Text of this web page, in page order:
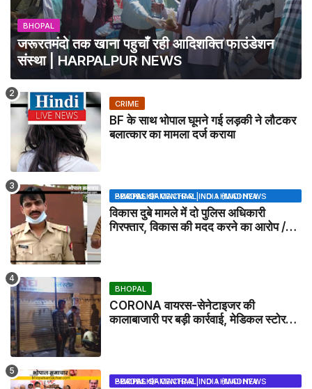
BHOPAL
जरूरतमंदो तक खाना पहुचाँ रही आदिशक्ति फाउंडेशन
संस्था | HARPALPUR NEWS
CRIME
BF के साथ भोपाल घूमने गई लड़की ने लौटकर
बलात्कार का मामला दर्ज कराया
BHOPAL SAMACHAR | NO 1 HINDI NEWS PORTAL OF CENTRAL INDIA (MADHYA PRADESH)
विकास दुबे मामले में दो पुलिस अधिकारी
गिरफ्तार, विकास की मदद करने का आरोप /
BHOPAL
CORONA वायरस-सेनेटाइजर की
कालाबाजारी पर बड़ी कार्रवाई, मेडिकल स्टोर
BHOPAL SAMACHAR | NO 1 HINDI NEWS PORTAL OF CENTRAL INDIA (MADHYA PRADESH)